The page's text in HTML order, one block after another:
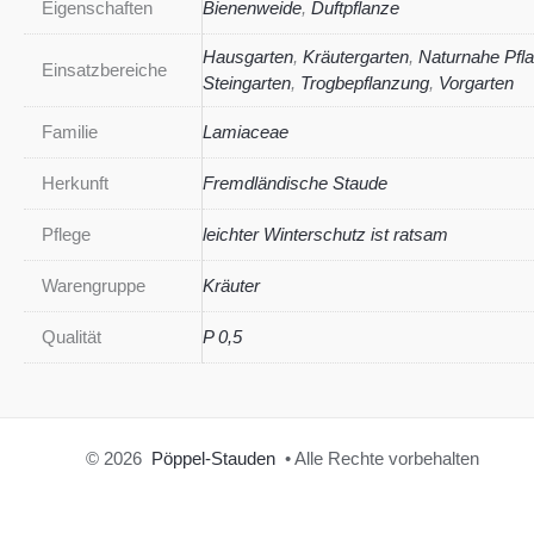
Eigenschaften Bienenweide, Duftpflanze
Einsatzbereiche
Hausgarten, Kräutergarten, Naturnahe
Steingarten, Trogbepflanzung, Vorgarten
Familie Lamiaceae
Herkunft Fremdländische Staude
Pflege leichter Winterschutz ist ratsam
Warengruppe Kräuter
Qualität P 0,5
© 2026 Pöppel-Stauden • Alle Rechte vorbehalten